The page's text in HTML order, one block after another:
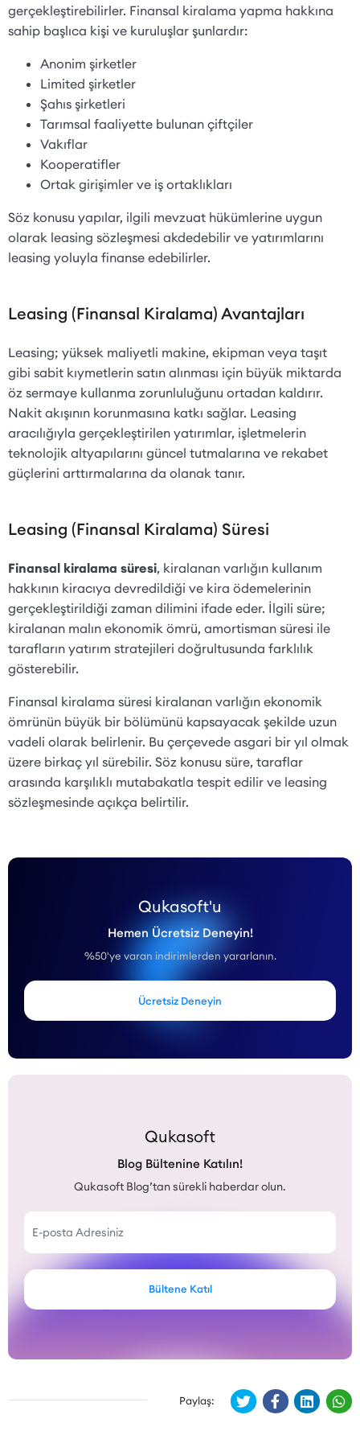
gerçekleştirebilirler. Finansal kiralama yapma hakkına
sahip başlıca kişi ve kuruluşlar şunlardır:
Anonim şirketler
Limited şirketler
Şahıs şirketleri
Tarımsal faaliyette bulunan çiftçiler
Vakıflar
Kooperatifler
Ortak girişimler ve iş ortaklıkları
Söz konusu yapılar, ilgili mevzuat hükümlerine uygun
olarak leasing sözleşmesi akdedebilir ve yatırımlarını
leasing yoluyla finanse edebilirler.
Leasing (Finansal Kiralama) Avantajları
Leasing; yüksek maliyetli makine, ekipman veya taşıt
gibi sabit kıymetlerin satın alınması için büyük miktarda
öz sermaye kullanma zorunluluğunu ortadan kaldırır.
Nakit akışının korunmasına katkı sağlar. Leasing
aracılığıyla gerçekleştirilen yatırımlar, işletmelerin
teknolojik altyapılarını güncel tutmalarına ve rekabet
güçlerini arttırmalarına da olanak tanır.
Leasing (Finansal Kiralama) Süresi
Finansal kiralama süresi, kiralanan varlığın kullanım
hakkının kiracıya devredildiği ve kira ödemelerinin
gerçekleştirildiği zaman dilimini ifade eder. İlgili süre;
kiralanan malın ekonomik ömrü, amortisman süresi ile
tarafların yatırım stratejileri doğrultusunda farklılık
gösterebilir.
Finansal kiralama süresi kiralanan varlığın ekonomik
ömrünün büyük bir bölümünü kapsayacak şekilde uzun
vadeli olarak belirlenir. Bu çerçevede asgari bir yıl olmak
üzere birkaç yıl sürebilir. Söz konusu süre, taraflar
arasında karşılıklı mutabakatla tespit edilir ve leasing
sözleşmesinde açıkça belirtilir.
Qukasoft'u
Hemen Ücretsiz Deneyin!
%50'ye varan indirimlerden yararlanın.
Ücretsiz Deneyin
Qukasoft
Blog Bültenine Katılın!
Qukasoft Blog’tan sürekli haberdar olun.
Bültene Katıl
Paylaş: